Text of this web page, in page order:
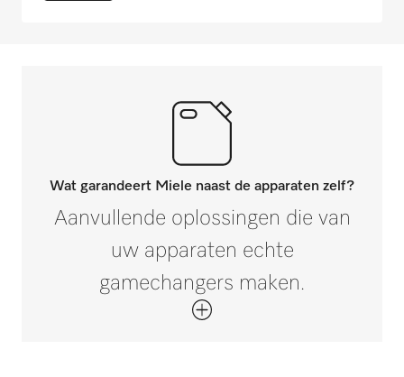
Wat garandeert Miele naast de apparaten zelf?
Aanvullende oplossingen die van
uw apparaten echte
gamechangers maken.